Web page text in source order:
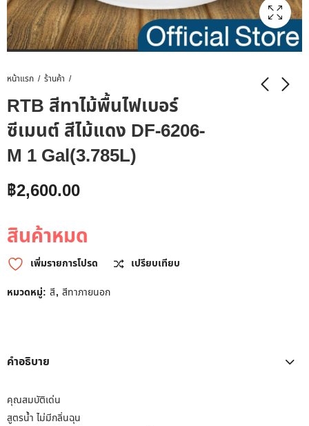
หน้าแรก ร้านค้า
RTB สีทาไม้พื้นไฟเบอร์
ซีเมนต์ สีไม้แดง DF-6206-
M 1 Gal(3.785L)
฿2,600.00
สินค้าหมด
เพิ่มรายการโปรด
เปรียบเทียบ
หมวดหมู่: สี, สีทาภายนอก
คำอธิบาย
คุณสมบัติเด่น
สูตรน้ำ ไม่มีกลิ่นฉุน